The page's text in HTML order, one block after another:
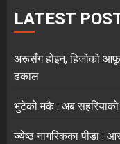
LATEST
अरूसँग होइन, हिजोको
ढकाल
भुटेको मकै : अब सहरियाको
ज्येष्ठ नागरिकका पीडा :